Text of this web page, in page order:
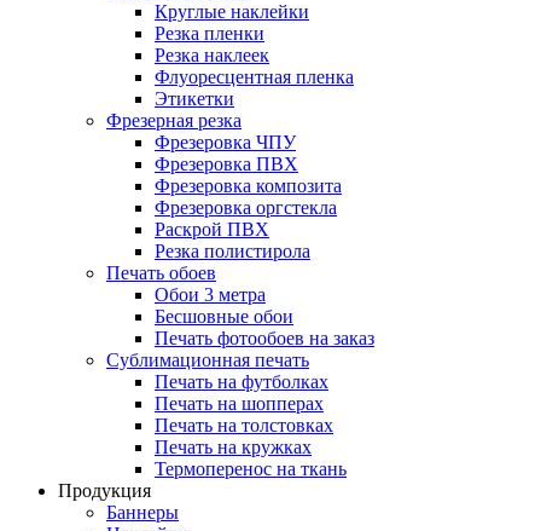
Круглые наклейки
Резка пленки
Резка наклеек
Флуоресцентная пленка
Этикетки
Фрезерная резка
Фрезеровка ЧПУ
Фрезеровка ПВХ
Фрезеровка композита
Фрезеровка оргстекла
Раскрой ПВХ
Резка полистирола
Печать обоев
Обои 3 метра
Бесшовные обои
Печать фотообоев на заказ
Сублимационная печать
Печать на футболках
Печать на шопперах
Печать на толстовках
Печать на кружках
Термоперенос на ткань
Продукция
Баннеры